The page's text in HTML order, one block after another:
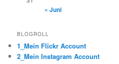
« Juni
BLOGROLL
1_Mein Flickr Account
2_Mein Instagram Account